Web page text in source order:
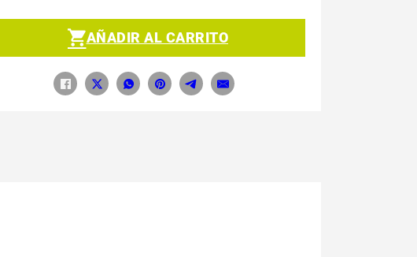
AÑADIR AL CARRITO